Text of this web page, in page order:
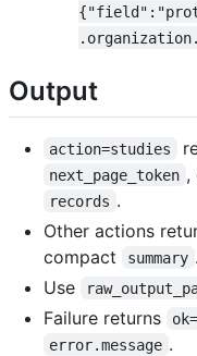
Output
action=studies
next_page_token ,
records .
Other actions
compact
summary .
Use
Failure returns
error.message .